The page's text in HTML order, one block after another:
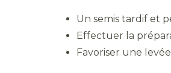
Un semis tardif et
Effectuer la
Favoriser une